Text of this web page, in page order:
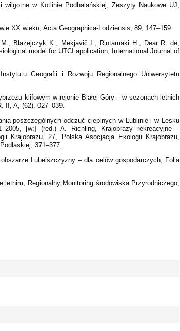
w Kotlinie Podhalańskiej, Zeszyty Naukowe UJ,
XX wieku, Acta Geographica-Lodziensis, 89, 147–159.
Błażejczyk K., Mekjavič I., Rintamäki H., Dear R. de,
model for UTCI application, International Journal of
Geografii i Rozwoju Regionalnego Uniwersytetu
klifowym w rejonie Białej Góry – w sezonach letnich
II, A, (62), 027–039.
poszczególnych odczuć cieplnych w Lublinie i w Lesku
[w:] (red.) A. Richling, Krajobrazy rekreacyjne –
Krajobrazu, 27, Polska Asocjacja Ekologii Krajobrazu,
371–377.
Lubelszczyzny – dla celów gospodarczych, Folia
Regionalny Monitoring środowiska Przyrodniczego,